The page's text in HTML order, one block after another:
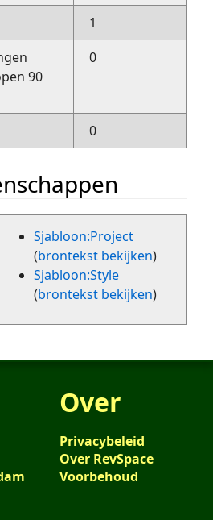
1
90
0
0
Sjabloon:Project
(brontekst bekijken)
Sjabloon:Style
(brontekst bekijken)
Over
Privacybeleid
Over RevSpace
Voorbehoud